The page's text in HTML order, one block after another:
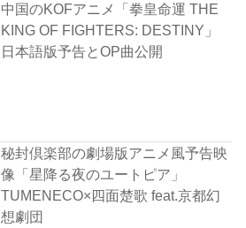
中国のKOFアニメ「拳皇命運 THE
KING OF FIGHTERS: DESTINY」
日本語版予告とOP曲公開
秘封倶楽部の劇場版アニメ風予告映
像「星降る夜のユートピア」
TUMENECO×四面楚歌 feat.京都幻
想劇団